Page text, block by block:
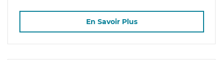
En Savoir Plus